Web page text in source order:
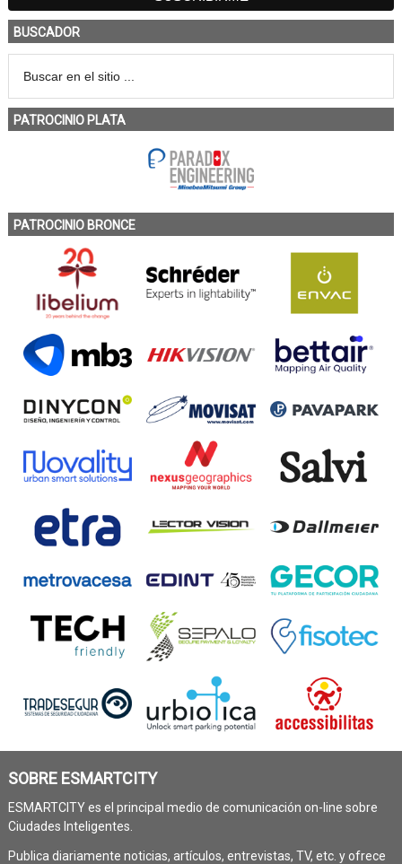
BUSCADOR
PATROCINIO PLATA
PATROCINIO BRONCE
SOBRE ESMARTCITY
ESMARTCITY es el principal medio de comunicación on-line sobre
Ciudades Inteligentes.
Publica diariamente noticias, artículos, entrevistas, TV, etc. y ofrece